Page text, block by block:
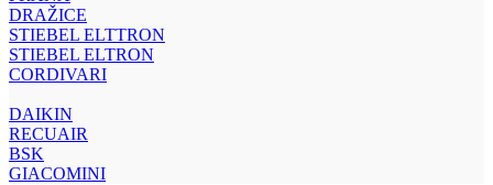
DRAŽICE
STIEBEL ELTTRON
STIEBEL ELTRON
CORDIVARI
DAIKIN
RECUAIR
BSK
GIACOMINI